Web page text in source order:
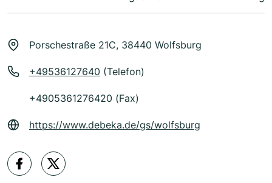
Porschestraße 21C, 38440 Wolfsburg
+49536127640 (Telefon)
+4905361276420 (Fax)
https://www.debeka.de/gs/wolfsburg